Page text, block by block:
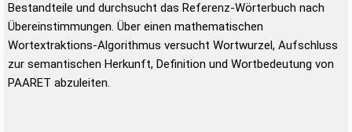
Bestandteile und durchsucht das Referenz-Wörterbuch nach
Übereinstimmungen. Über einen mathematischen
Wortextraktions-Algorithmus versucht Wortwurzel, Aufschluss
zur semantischen Herkunft, Definition und Wortbedeutung von
PAARET abzuleiten.